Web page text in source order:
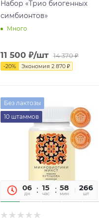
Набор «Трио биогенных
симбионтов»
Много
11 500 ₽/шт 14 370₽
-20% Экономия 2 870₽
Без лактозы
10 штаммов
06
дн
15
час
58
мин
09
сек
266
шт